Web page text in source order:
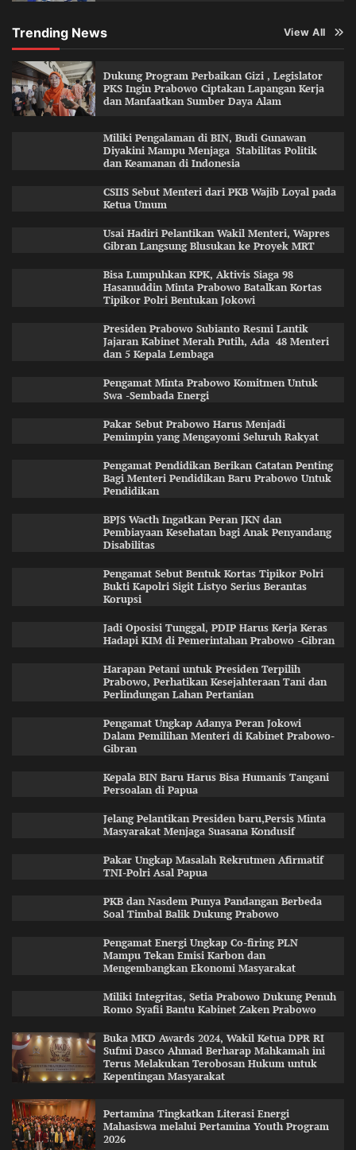
Trending News View All
Dukung Program Perbaikan Gizi , Legislator
PKS Ingin Prabowo Ciptakan Lapangan Kerja
dan Manfaatkan Sumber Daya Alam
Miliki Pengalaman di BIN, Budi Gunawan
Diyakini Mampu Menjaga Stabilitas Politik
dan Keamanan di Indonesia
CSIIS Sebut Menteri dari PKB Wajib Loyal pada
Ketua Umum
Usai Hadiri Pelantikan Wakil Menteri, Wapres
Gibran Langsung Blusukan ke Proyek MRT
Bisa Lumpuhkan KPK, Aktivis Siaga 98
Hasanuddin Minta Prabowo Batalkan Kortas
Tipikor Polri Bentukan Jokowi
Presiden Prabowo Subianto Resmi Lantik
Jajaran Kabinet Merah Putih, Ada 48 Menteri
dan 5 Kepala Lembaga
Pengamat Minta Prabowo Komitmen Untuk
Swa -Sembada Energi
Pakar Sebut Prabowo Harus Menjadi
Pemimpin yang Mengayomi Seluruh Rakyat
Pengamat Pendidikan Berikan Catatan Penting
Bagi Menteri Pendidikan Baru Prabowo Untuk
Pendidikan
BPJS Wacth Ingatkan Peran JKN dan
Pembiayaan Kesehatan bagi Anak Penyandang
Disabilitas
Pengamat Sebut Bentuk Kortas Tipikor Polri
Bukti Kapolri Sigit Listyo Serius Berantas
Korupsi
Jadi Oposisi Tunggal, PDIP Harus Kerja Keras
Hadapi KIM di Pemerintahan Prabowo -Gibran
Harapan Petani untuk Presiden Terpilih
Prabowo, Perhatikan Kesejahteraan Tani dan
Perlindungan Lahan Pertanian
Pengamat Ungkap Adanya Peran Jokowi
Dalam Pemilihan Menteri di Kabinet Prabowo-
Gibran
Kepala BIN Baru Harus Bisa Humanis Tangani
Persoalan di Papua
Jelang Pelantikan Presiden baru,Persis Minta
Masyarakat Menjaga Suasana Kondusif
Pakar Ungkap Masalah Rekrutmen Afirmatif
TNI-Polri Asal Papua
PKB dan Nasdem Punya Pandangan Berbeda
Soal Timbal Balik Dukung Prabowo
Pengamat Energi Ungkap Co-firing PLN
Mampu Tekan Emisi Karbon dan
Mengembangkan Ekonomi Masyarakat
Miliki Integritas, Setia Prabowo Dukung Penuh
Romo Syafii Bantu Kabinet Zaken Prabowo
Buka MKD Awards 2024, Wakil Ketua DPR RI
Sufmi Dasco Ahmad Berharap Mahkamah ini
Terus Melakukan Terobosan Hukum untuk
Kepentingan Masyarakat
Pertamina Tingkatkan Literasi Energi
Mahasiswa melalui Pertamina Youth Program
2026